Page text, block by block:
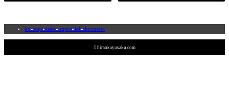
るという
話につい
て書きま
にあると
ある街の
のお話
homepostsaboutprofilelinkcontact
 hiraokayusaku.com